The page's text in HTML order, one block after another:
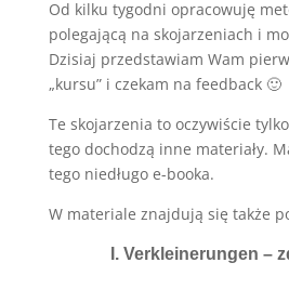
Od kilku tygodni opracowuję
polegającą na skojarzeniach i
Dzisiaj przedstawiam Wam
„kursu” i czekam na feedback 🙂
Te skojarzenia to oczywiście
tego dochodzą inne materiały.
tego niedługo e-booka.
W materiale znajdują się także
I. Verkleinerungen –